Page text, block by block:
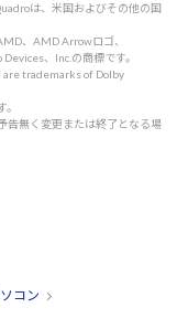
は、米国およびその他の国
、AMD Arrowロゴ、
、Inc.の商標です。
are trademarks of Dolby
告無く変更または終了となる場
コン